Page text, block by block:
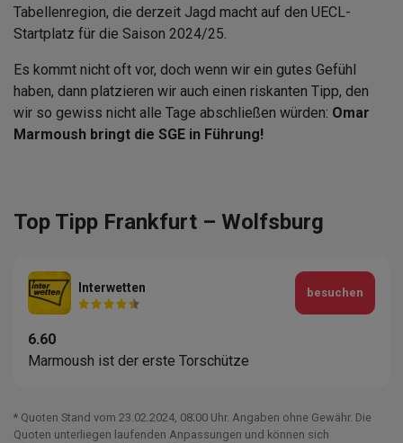
Tabellenregion, die derzeit Jagd macht auf den UECL-
Startplatz für die Saison 2024/25.
Es kommt nicht oft vor, doch wenn wir ein gutes Gefühl
haben, dann platzieren wir auch einen riskanten Tipp, den
wir so gewiss nicht alle Tage abschließen würden: Omar
Marmoush bringt die SGE in Führung!
Top Tipp Frankfurt – Wolfsburg
Interwetten
6.60
Marmoush ist der erste Torschütze
besuchen
* Quoten Stand vom 23.02.2024‚ 08⁚00 Uhr. Angaben ohne Gewähr. Die
Quoten unterliegen laufenden Anpassungen und können sich